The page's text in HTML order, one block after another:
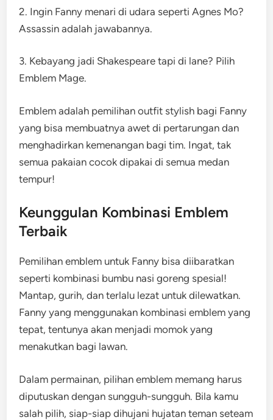
2. Ingin Fanny menari di udara seperti Agnes Mo?
Assassin adalah jawabannya.
3. Kebayang jadi Shakespeare tapi di lane? Pilih
Emblem Mage.
Emblem adalah pemilihan outfit stylish bagi Fanny
yang bisa membuatnya awet di pertarungan dan
menghadirkan kemenangan bagi tim. Ingat, tak
semua pakaian cocok dipakai di semua medan
tempur!
Keunggulan Kombinasi Emblem
Terbaik
Pemilihan emblem untuk Fanny bisa diibaratkan
seperti kombinasi bumbu nasi goreng spesial!
Mantap, gurih, dan terlalu lezat untuk dilewatkan.
Fanny yang menggunakan kombinasi emblem yang
tepat, tentunya akan menjadi momok yang
menakutkan bagi lawan.
Dalam permainan, pilihan emblem memang harus
diputuskan dengan sungguh-sungguh. Bila kamu
salah pilih, siap-siap dihujani hujatan teman seteam